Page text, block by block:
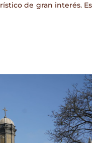
de gran interés.